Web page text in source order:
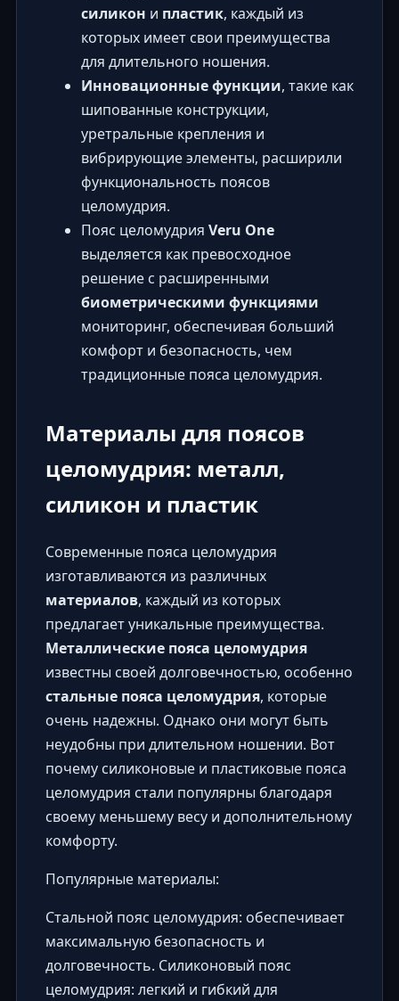
силикон и пластик, каждый из
которых имеет свои преимущества
для длительного ношения.
Инновационные функции, такие как
шипованные конструкции,
уретральные крепления и
вибрирующие элементы, расширили
функциональность поясов
целомудрия.
Пояс целомудрия Veru One
выделяется как превосходное
решение с расширенными
биометрическими функциями
мониторинг, обеспечивая больший
комфорт и безопасность, чем
традиционные пояса целомудрия.
Материалы для поясов
целомудрия: металл,
силикон и пластик
Современные пояса целомудрия
изготавливаются из различных
материалов, каждый из которых
предлагает уникальные преимущества.
Металлические пояса целомудрия
известны своей долговечностью, особенно
стальные пояса целомудрия, которые
очень надежны. Однако они могут быть
неудобны при длительном ношении. Вот
почему силиконовые и пластиковые пояса
целомудрия стали популярны благодаря
своему меньшему весу и дополнительному
комфорту.
Популярные материалы:
Стальной пояс целомудрия: обеспечивает
максимальную безопасность и
долговечность. Силиконовый пояс
целомудрия: легкий и гибкий для